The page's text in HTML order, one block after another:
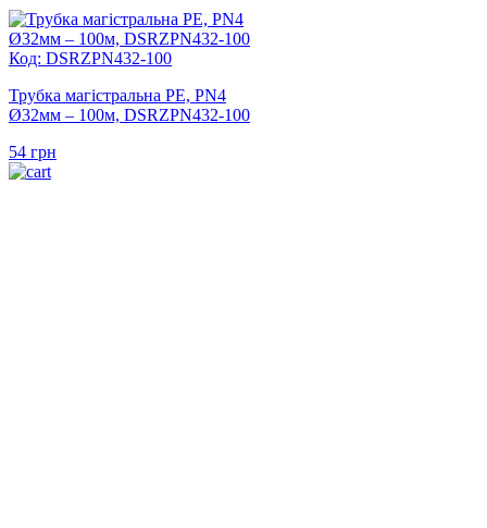
Код: DSRZPN432-100
Трубка магістральна PE, PN4
Ø32мм – 100м, DSRZPN432-100
54 грн